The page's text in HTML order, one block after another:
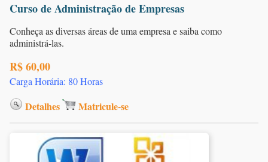
Curso de Administração de Empresas
Conheça as diversas áreas de uma empresa e saiba como
administrá-las.
R$ 60,00
Carga Horária: 80 Horas
Detalhes Matricule-se